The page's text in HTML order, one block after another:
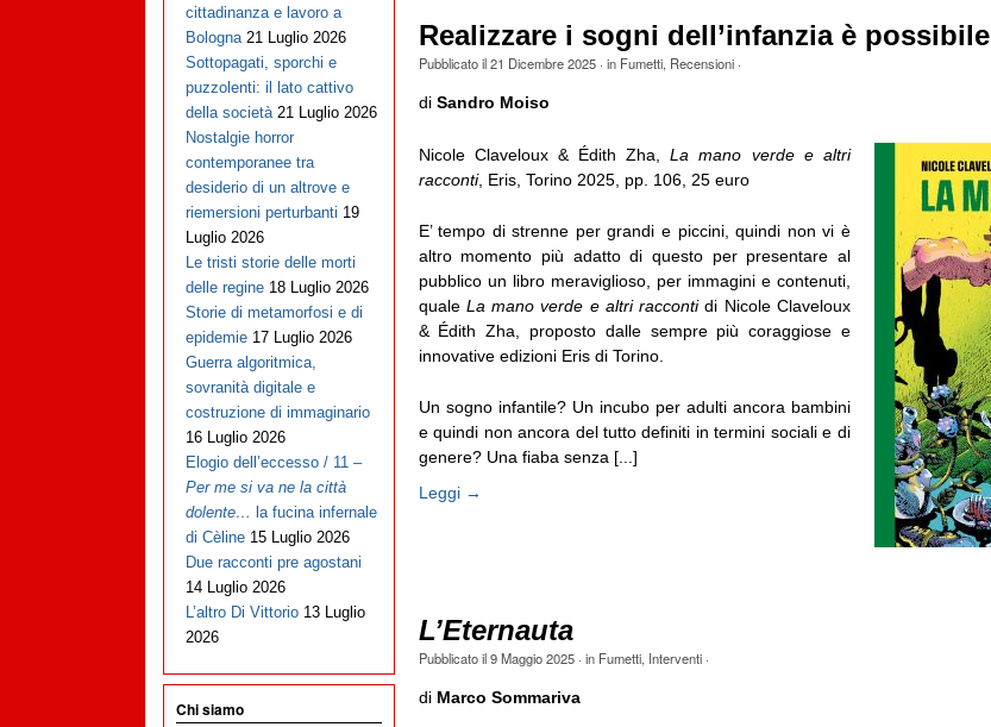
Realizzare i sogni dell’infanzia è possibile
Pubblicato il21 Dicembre 2025· in Fumetti, Recensioni·
di Sandro Moiso
Nicole Claveloux & Édith Zha,La mano verde e altri
racconti, Eris, Torino 2025, pp. 106, 25 euro
E’ tempo di strenne per grandi e piccini, quindi non vi è
altro momento più adatto di questo per presentare al
pubblico un libro meraviglioso, per immagini e contenuti,
quale La mano verde e altri raccontidi Nicole Claveloux
& Édith Zha, proposto dalle sempre più coraggiose e
innovative edizioni Eris di Torino.
Un sogno infantile? Un incubo per adulti ancora bambini
e quindi non ancora del tutto definiti in termini sociali e di
genere? Una fiaba senza [...]
Leggi →
L’Eternauta
Pubblicato il9 Maggio 2025· in Fumetti, Interventi·
di Marco Sommariva
cittadinanza e lavoro a
Bologna 21 Luglio 2026
Sottopagati, sporchi e
puzzolenti: il lato cattivo
della società 21 Luglio 2026
Nostalgie horror
contemporanee tra
desiderio di un altrove e
riemersioni perturbanti 19
Luglio 2026
Le tristi storie delle morti
delle regine 18 Luglio 2026
Storie di metamorfosi e di
epidemie 17 Luglio 2026
Guerra algoritmica,
sovranità digitale e
costruzione di immaginario
16 Luglio 2026
Elogio dell’eccesso / 11 –
Per me si va ne la città
dolente… la fucina infernale
di Cèline 15 Luglio 2026
Due racconti pre agostani
14 Luglio 2026
L’altro Di Vittorio 13 Luglio
2026
Chi siamo